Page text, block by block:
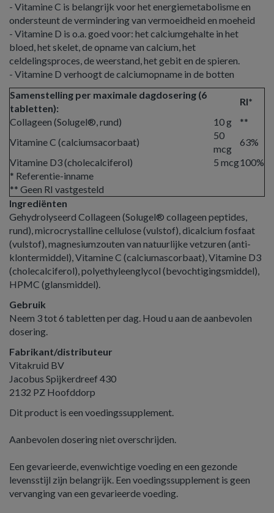
- Vitamine C is belangrijk voor het energiemetabolisme en
ondersteunt de vermindering van vermoeidheid en moeheid
- Vitamine D is o.a. goed voor: het calciumgehalte in het
bloed, het skelet, de opname van calcium, het
celdelingsproces, de weerstand, het gebit en de spieren.
- Vitamine D verhoogt de calciumopname in de botten
Samenstelling per maximale dagdosering (6
tabletten):
RI*
Collageen (Solugel®, rund)
10 g
**
Vitamine C (calciumsacorbaat)
50
mcg
63%
Vitamine D3 (cholecalciferol)
5 mcg100%
* Referentie-inname
** Geen RI vastgesteld
Ingrediënten
Gehydrolyseerd Collageen (Solugel® collageen peptides,
rund), microcrystalline cellulose (vulstof), dicalcium fosfaat
(vulstof), magnesiumzouten van natuurlijke vetzuren (anti-
klontermiddel), Vitamine C (calciumascorbaat), Vitamine D3
(cholecalciferol), polyethyleenglycol (bevochtigingsmiddel),
HPMC (glansmiddel).
Gebruik
Neem 3 tot 6 tabletten per dag. Houd u aan de aanbevolen
dosering.
Fabrikant/distributeur
Vitakruid BV
Jacobus Spijkerdreef 430
2132 PZ Hoofddorp
Dit product is een voedingssupplement.
Aanbevolen dosering niet overschrijden.
Een gevarieerde, evenwichtige voeding en een gezonde
levensstijl zijn belangrijk. Een voedingssupplement is geen
vervanging van een gevarieerde voeding.